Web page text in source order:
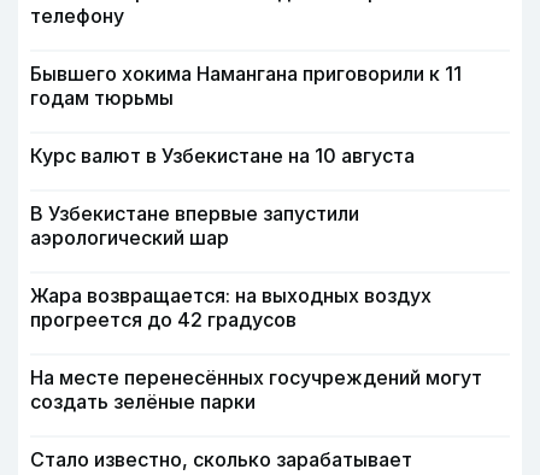
телефону
Бывшего хокима Намангана приговорили к 11
годам тюрьмы
Курс валют в Узбекистане на 10 августа
В Узбекистане впервые запустили
аэрологический шар
Жара возвращается: на выходных воздух
прогреется до 42 градусов
На месте перенесённых госучреждений могут
создать зелёные парки
Стало известно, сколько зарабатывает